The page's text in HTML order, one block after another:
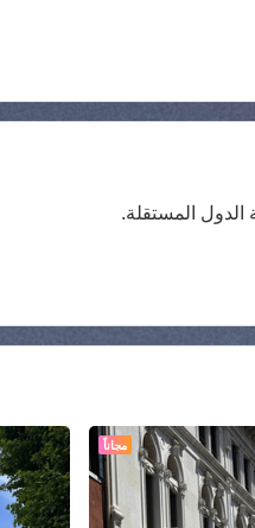
الدول المستقلة.
مجاناً